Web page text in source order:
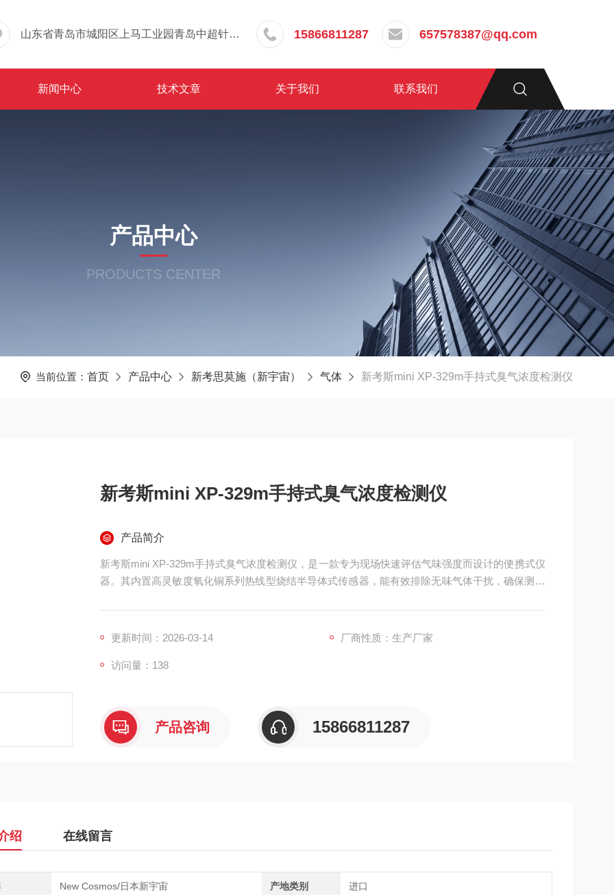
山东省青岛市城阳区上马工业园青岛中超针织有限公司院内东办公楼三层 15866811287 657578387@qq.com
新闻中心 技术文章 关于我们 联系我们
产品中心
PRODUCTS CENTER
当前位置： 首页 产品中心 新考思莫施（新宇宙） 气体 新考斯mini XP-329m手持式臭气浓度检测仪
新考斯mini XP-329m手持式臭气浓度检测仪
产品简介
新考斯mini XP-329m手持式臭气浓度检测仪，是一款专为现场快速评估气味强度而设计的便携式仪
器。其内置高灵敏度氧化铜系列热线型烧结半导体式传感器，能有效排除无味气体干扰，确保测量
可连续运行10
更新时间：2026-03-14 厂商性质：生产厂家
访问量：138
产品咨询 15866811287
绍 在线留言
New Cosmos/日本新宇宙 产地类别 进口